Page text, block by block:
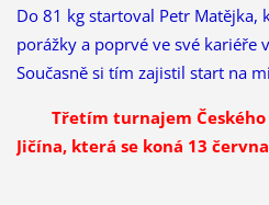
Do 81 kg startoval Petr Matějka,
porážky a poprvé ve své kariéře
Současně si tím zajistil start na
Třetím turnajem Českého
Jičína, která se koná 13